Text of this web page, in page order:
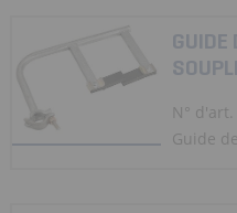
GUIDE
N°
Guide